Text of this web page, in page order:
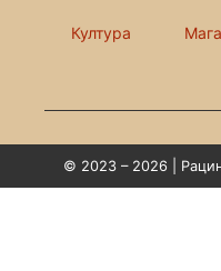
Култура
© 2023 – 2026 |